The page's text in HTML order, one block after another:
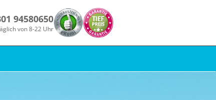
94580650
von 8-22 Uhr